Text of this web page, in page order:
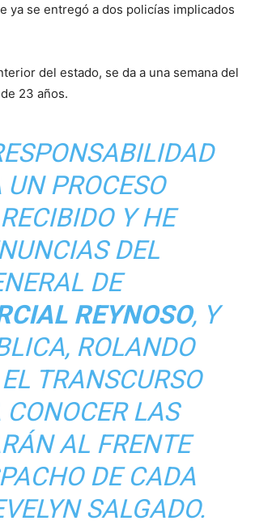
ya se entregó a dos policías implicados
del estado, se da a una semana del
23 años.
PROCESO
Y HE
DEL
DE
REYNOSO, Y
ROLANDO
TRANSCURSO
LAS
AL FRENTE
DE CADA
SALGADO.